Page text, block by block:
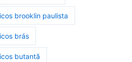
brooklin paulista
brás
butantã